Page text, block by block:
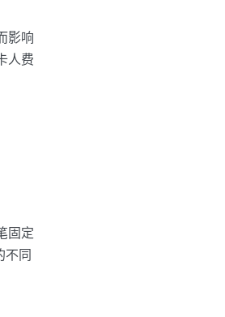
影响
人费
固定
不同